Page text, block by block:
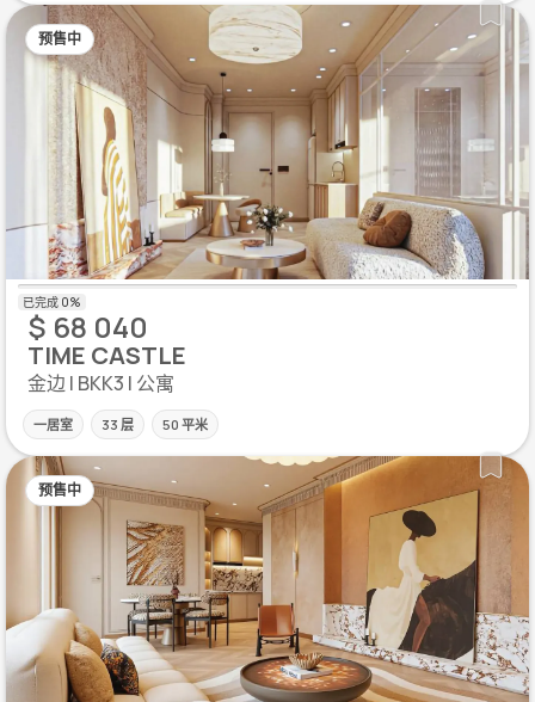
预售中
$ 68 040
TIME CASTLE
金边 | BKK3 | 公寓
一居室 33 层 50 平米
预售中